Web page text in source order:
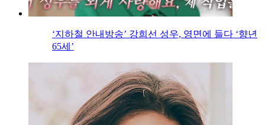
‘지하철 안내방송’ 강희선 성우, 영면에 들다 ‘향년
65세’